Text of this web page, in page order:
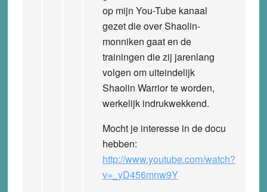
op mijn You-Tube kanaal
gezet die over Shaolin-
monniken gaat en de
trainingen die zij jarenlang
volgen om uiteindelijk
Shaolin Warrior te worden,
werkelijk indrukwekkend.
Mocht je interesse in de docu
hebben:
http://www.youtube.com/watch?
v=_yD456mnw9Y